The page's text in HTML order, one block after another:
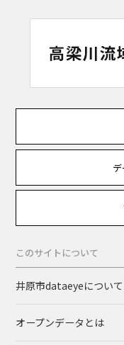
このサイトについて
井原市dataeyeについて
オープンデータとは